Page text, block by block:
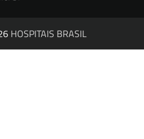
HOSPITAIS BRASIL